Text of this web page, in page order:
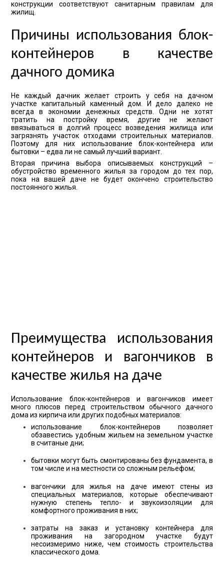
конструкции соответствуют санитарным правилам для
жилищ.
Причины использования блок-
контейнеров в качестве
дачного домика
Не каждый дачник желает строить у себя на дачном
участке капитальный каменный дом. И дело далеко не
всегда в экономии денежных средств. Одни не хотят
тратить на постройку время, другие не желают
ввязываться в долгий процесс возведения жилища или
загрязнять участок отходами строительных материалов.
Поэтому для них использование блок-контейнера или
бытовки – едва ли не самый лучший вариант.
Вторая причина выбора описываемых конструкций –
обустройство временного жилья за городом до тех пор,
пока на вашей даче не будет окончено строительство
постоянного жилья.
Преимущества использования
контейнеров и вагончиков в
качестве жилья на даче
Использование блок-контейнеров и вагончиков имеет
много плюсов перед строительством обычного дачного
дома из кирпича или других подобных материалов:
использование блок-контейнеров позволяет
обзавестись удобным жильем на земельном участке
в считаные дни;
бытовки могут быть смонтированы без фундамента, в
том числе и на местности со сложным рельефом;
вагончики для жилья на даче имеют стены из
специальных материалов, которые обеспечивают
нужную степень тепло- и звукоизоляции для
комфортного проживания в них;
затраты на заказ и установку контейнера для
проживания на загородном участке будут
несоизмеримо ниже, чем стоимость строительства
классического дома.